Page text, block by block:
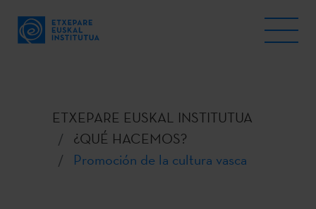
ETXEPARE EUSKAL INSTITUTUA
¿QUÉ HACEMOS?
Promoción de la cultura vasca